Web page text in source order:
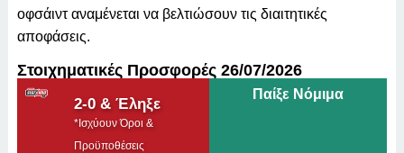
οφσάιντ αναμένεται να βελτιώσουν τις διαιτητικές
αποφάσεις.
Στοιχηματικές Προσφορές 26/07/2026
2-0 & Έληξε
*Ισχύουν Όροι &
Προϋποθέσεις
Παίξε Νόμιμα